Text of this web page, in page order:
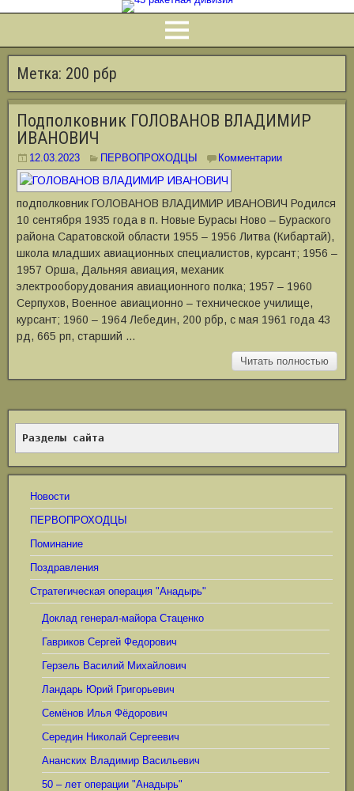
Метка: 200 рбр
Подполковник ГОЛОВАНОВ ВЛАДИМИР
ИВАНОВИЧ
12.03.2023 ПЕРВОПРОХОДЦЫ Комментарии
подполковник ГОЛОВАНОВ ВЛАДИМИР ИВАНОВИЧ Родился
10 сентября 1935 года в п. Новые Бурасы Ново – Бураского
района Саратовской области 1955 – 1956 Литва (Кибартай),
школа младших авиационных специалистов, курсант; 1956 –
1957 Орша, Дальняя авиация, механик
электрооборудования авиационного полка; 1957 – 1960
Серпухов, Военное авиационно – техническое училище,
курсант; 1960 – 1964 Лебедин, 200 рбр, с мая 1961 года 43
рд, 665 рп, старший …
Читать полностью
Разделы сайта
Новости
ПЕРВОПРОХОДЦЫ
Поминание
Поздравления
Стратегическая операция "Анадырь"
Доклад генерал-майора Стаценко
Гавриков Сергей Федорович
Герзель Василий Михайлович
Ландарь Юрий Григорьевич
Семёнов Илья Фёдорович
Середин Николай Сергеевич
Ананских Владимир Васильевич
50 – лет операции "Анадырь"